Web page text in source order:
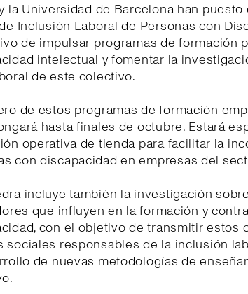
la Universidad de Barcelona han puesto
Inclusión Laboral de Personas con
de impulsar programas de formación
intelectual y fomentar la
de este colectivo.
de estos programas de formación
hasta finales de octubre. Estará
operativa de tienda para facilitar la
con discapacidad en empresas del
incluye también la investigación
que influyen en la formación y
con el objetivo de transmitir estos
sociales responsables de la inclusión
de nuevas metodologías de